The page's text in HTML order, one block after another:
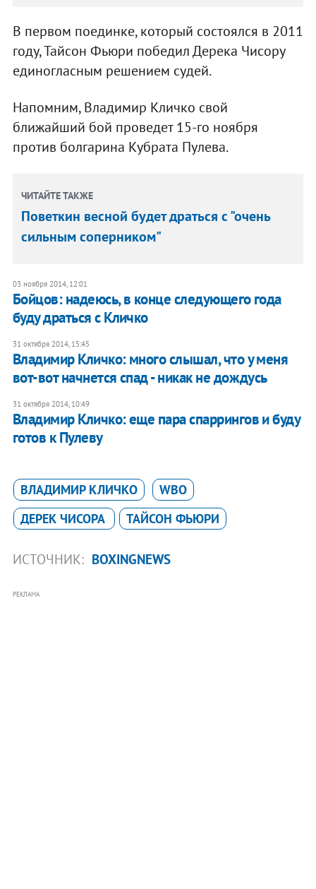
В первом поединке, который состоялся в 2011
году, Тайсон Фьюри победил Дерека Чисору
единогласным решением судей.
Напомним, Владимир Кличко свой
ближайший бой проведет 15-го ноября
против болгарина Кубрата Пулева.
ЧИТАЙТЕ ТАКЖЕ
Поветкин весной будет драться с "очень
сильным соперником"
03 ноября 2014, 12:01
Бойцов: надеюсь, в конце следующего года
буду драться с Кличко
31 октября 2014, 15:45
Владимир Кличко: много слышал, что у меня
вот-вот начнется спад - никак не дождусь
31 октября 2014, 10:49
Владимир Кличко: еще пара спаррингов и буду
готов к Пулеву
ВЛАДИМИР КЛИЧКО
WBO
ДЕРЕК ЧИСОРА
ТАЙСОН ФЬЮРИ
ИСТОЧНИК: BOXINGNEWS
РЕКЛАМА